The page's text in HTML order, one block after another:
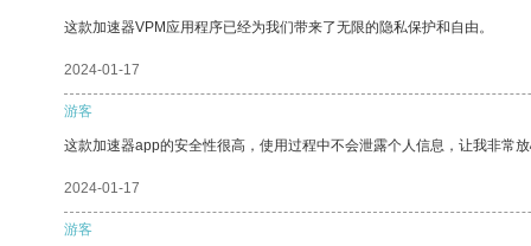
这款加速器VPM应用程序已经为我们带来了无限的隐私保护和自由。
2024-01-17
游客
这款加速器app的安全性很高，使用过程中不会泄露个人信息，让我非常
2024-01-17
游客